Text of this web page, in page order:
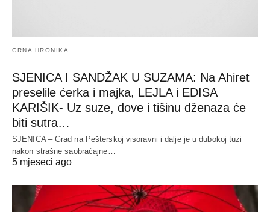
CRNA HRONIKA
SJENICA I SANDŽAK U SUZAMA: Na Ahiret
preselile ćerka i majka, LEJLA i EDISA
KARIŠIK- Uz suze, dove i tišinu dženaza će
biti sutra…
SJENICA – Grad na Pešterskoj visoravni i dalje je u dubokoj tuzi
nakon strašne saobraćajne…
5 mjeseci ago